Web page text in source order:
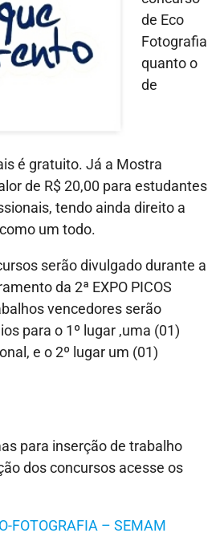
de Eco
Fotografia
quanto o
de
é gratuito. Já a Mostra
de R$ 20,00 para estudantes
tendo ainda direito a
um todo.
serão divulgado durante a
da 2ª EXPO PICOS
vencedores serão
para o 1º lugar ,uma (01)
e o 2º lugar um (01)
para inserção de trabalho
dos concursos acesse os
FOTOGRAFIA – SEMAM